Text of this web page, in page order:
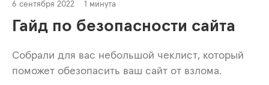
6 сентября 2022 1 минута
Гайд по безопасности сайта
Собрали для вас небольшой чеклист, который
поможет обезопасить ваш сайт от взлома.